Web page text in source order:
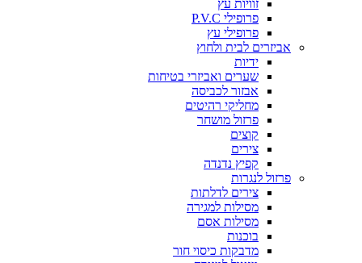
זוויות עץ
פרופילי P.V.C
פרופילי עץ
אביזרים לבית ולחוץ
ידיות
שערים ואביזרי בטיחות
אבזור לכביסה
מחליקי רהיטים
פרזול מושחר
קוצים
צירים
קפיץ נדנדה
פרזול לנגרות
צירים לדלתות
מסילות למגירה
מסילות אסם
בוכנות
מדבקות כיסוי חור